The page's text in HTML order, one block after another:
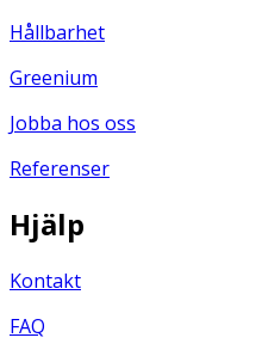
Hållbarhet
Greenium
Jobba hos oss
Referenser
Hjälp
Kontakt
FAQ